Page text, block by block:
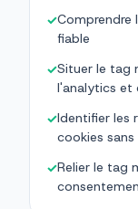
✓Comprendre
fiable
✓Situer le tag
l'analytics et
✓Identifier les
cookies
✓Relier le tag